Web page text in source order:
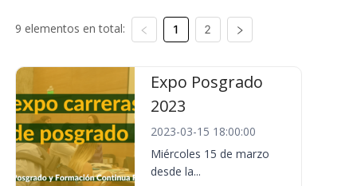
9 elementos en total: 1 2
Expo Posgrado
2023
2023-03-15 18:00:00
Miércoles 15 de marzo
desde la...